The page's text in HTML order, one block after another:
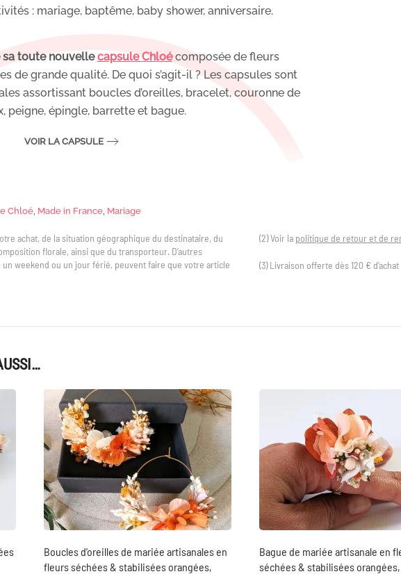
: mariage, baptême, baby shower, anniversaire.
sa toute nouvellecapsule Chloécomposée de fleurs
de grande qualité. De quoi s’agit-il ? Les capsules sont
assortissant boucles d’oreilles, bracelet, couronne de
peigne, épingle, barrette et bague.
VOIR LA CAPSULE
Chloé Made in France Mariage
achat, de la situation géographique du destinataire, du
florale, ainsi que du transporteur. D’autres
weekend ou un jour férié, peuvent faire que votre article
(2) Voir la politique de retour et de
(3) Livraison offerte dès 120 €
Boucles d’oreilles de mariée artisanales en
fleurs séchées & stabilisées orangées,
Bague de mariée artisanale en
séchées & stabilisées orangées,